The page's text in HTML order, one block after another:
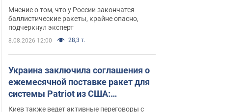
Украине? Интервью с Мельником
Мнение о том, что у России закончатся
баллистические ракеты, крайне опасно,
подчеркнул эксперт
8.08.2026 12:00 28,3 т.
Украина заключила соглашения о
ежемесячной поставке ракет для
системы Patriot из США:
Зеленский раскрыл подробности
Киев также ведет активные переговоры с